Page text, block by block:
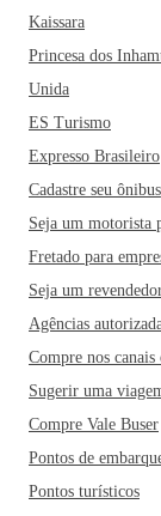
Kaissara
Princesa dos
Unida
ES Turismo
Expresso Brasileiro
Cadastre seu ônibus
Seja um motorista
Fretado para
Seja um
Agências
Compre nos
Sugerir uma
Compre Vale Buser
Pontos de
Pontos turísticos